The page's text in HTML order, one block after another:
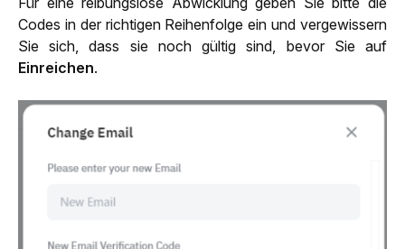
Codes in der richtigen Reihenfolge ein und vergewissern
Einreichen.